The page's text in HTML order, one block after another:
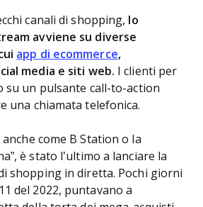
canali di shopping, lo
avviene su diverse
app di ecommerce,
media e siti web. I clienti per
su un pulsante call-to-action
una chiamata telefonica.
come B Station o la
è stato l’ultimo a lanciare la
shopping in diretta. Pochi giorni
del 2022, puntavano a